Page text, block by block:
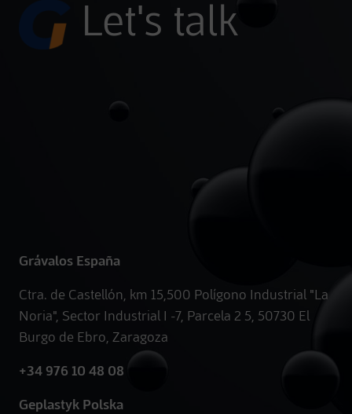
Let's talk
Grávalos España
Ctra. de Castellón, km 15,500 Polígono Industrial "La
Noria", Sector Industrial I -7, Parcela 2 5, 50730 El
Burgo de Ebro, Zaragoza
+34 976 10 48 08
Geplastyk Polska